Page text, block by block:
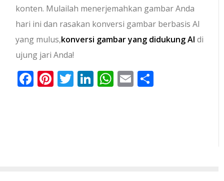
konten. Mulailah menerjemahkan gambar Anda
hari ini dan rasakan konversi gambar berbasis AI
yang mulus,konversi gambar yang didukung AI di
ujung jari Anda!
Facebook
Pinterest
Twitter
LinkedIn
WhatsApp
Email